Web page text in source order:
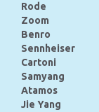
Rode
Zoom
Benro
Sennheiser
Cartoni
Samyang
Atamos
Jie Yang